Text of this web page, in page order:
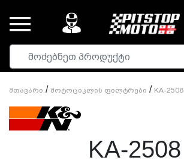
Მთავარი / Მოტოციკლის Ფილტრები / KA-2508
KA-2508